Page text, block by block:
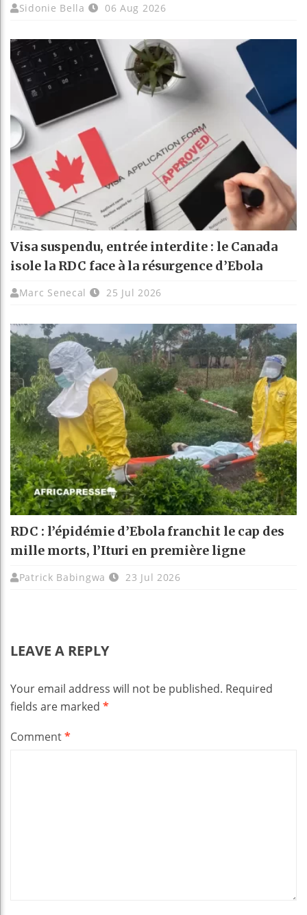
Sidonie Bella 06 Aug 2026
Visa suspendu, entrée interdite : le Canada
isole la RDC face à la résurgence d’Ebola
Marc Senecal 25 Jul 2026
RDC : l’épidémie d’Ebola franchit le cap des
mille morts, l’Ituri en première ligne
Patrick Babingwa 23 Jul 2026
LEAVE A REPLY
Your email address will not be published. Required
fields are marked *
Comment*